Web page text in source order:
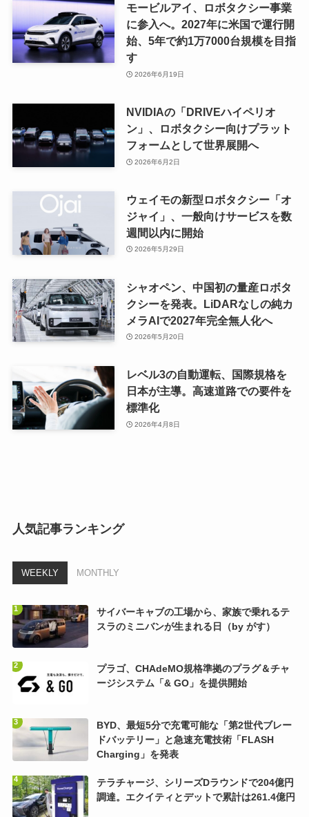
モービルアイ、ロボタクシー事業
に参入へ。2027年に米国で運行開
始、5年で約1万7000台規模を目指
す
2026年6月19日
NVIDIAの「DRIVEハイペリオ
ン」、ロボタクシー向けプラット
フォームとして世界展開へ
2026年6月2日
ウェイモの新型ロボタクシー「オ
ジャイ」、一般向けサービスを数
週間以内に開始
2026年5月29日
シャオペン、中国初の量産ロボタ
クシーを発表。LiDARなしの純カ
メラAIで2027年完全無人化へ
2026年5月20日
レベル3の自動運転、国際規格を
日本が主導。高速道路での要件を
標準化
2026年4月8日
人気記事ランキング
WEEKLY MONTHLY
サイバーキャブの工場から、家族で乗れるテ
スラのミニバンが生まれる日（by がす）
プラゴ、CHAdeMO規格準拠のプラグ＆チャ
ージシステム「& GO」を提供開始
BYD、最短5分で充電可能な「第2世代ブレー
ドバッテリー」と急速充電技術「FLASH
Charging」を発表
テラチャージ、シリーズDラウンドで204億円
調達。エクイティとデットで累計は261.4億円